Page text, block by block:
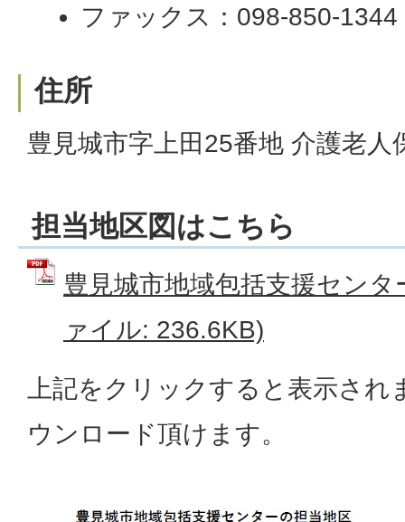
ファックス：098-850-1344
住所
豊見城市字上田25番地 介護老人
担当地区図はこちら
豊見城市地域包括支援セン
ァイル: 236.6KB)
上記をクリックすると表示さ
ウンロード頂けます。